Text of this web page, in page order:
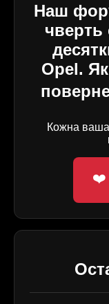
Наш
чверть
Opel.
Кожна
❤️